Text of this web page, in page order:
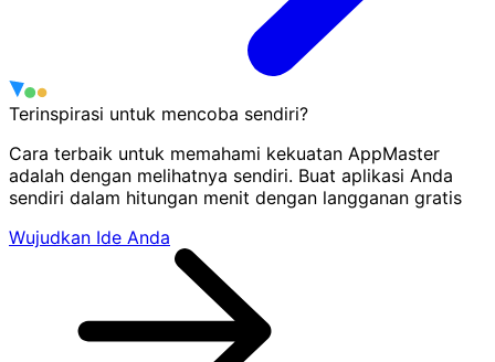
Terinspirasi untuk mencoba sendiri?
Cara terbaik untuk memahami kekuatan AppMaster
adalah dengan melihatnya sendiri. Buat aplikasi Anda
sendiri dalam hitungan menit dengan langganan gratis
Wujudkan Ide Anda